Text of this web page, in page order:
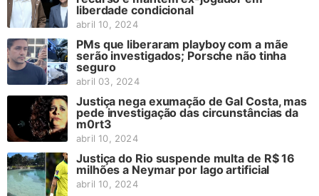
liberdade condicional
abril 10, 2024
PMs que liberaram playboy com a mãe
serão investigados; Porsche não tinha
seguro
abril 03, 2024
Justiça nega exumação de Gal Costa, mas
pede investigação das circunstâncias da
m0rt3
abril 10, 2024
Justiça do Rio suspende multa de R$ 16
milhões a Neymar por lago artificial
abril 10, 2024